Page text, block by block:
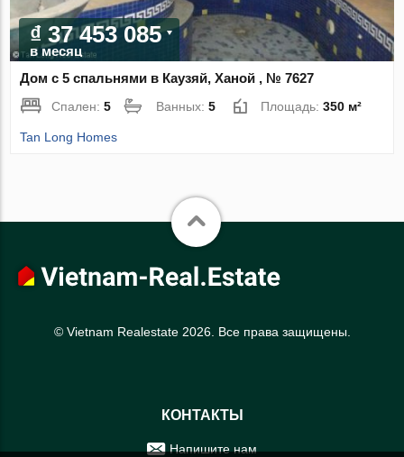
₫ 37 453 085
в месяц
Дом с 5 спальнями в Каузяй, Ханой , № 7627
Спален:5 Ванных:5 Площадь:350 м²
Tan Long Homes
© Vietnam Realestate 2026. Все права защищены.
КОНТАКТЫ
Напишите нам